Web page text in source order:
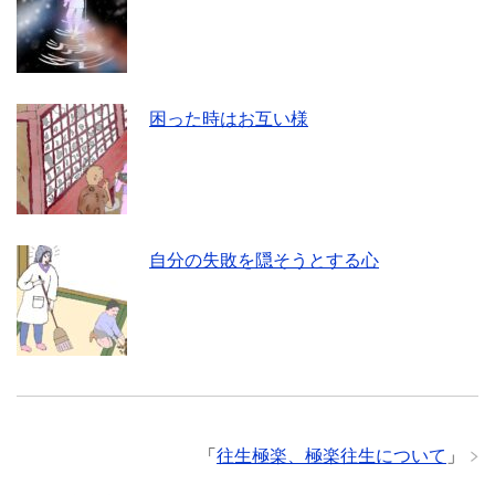
困った時はお互い様
自分の失敗を隠そうとする心
「 往生極楽、極楽往生について 」